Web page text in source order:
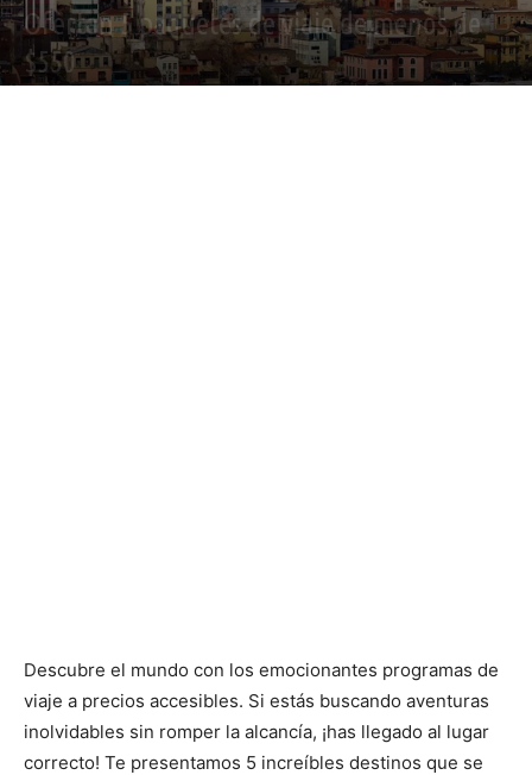
Ofertan 5 paquetes de viaje de menos de
$550
Descubre el mundo con los emocionantes programas de
viaje a precios accesibles. Si estás buscando aventuras
inolvidables sin romper la alcancía, ¡has llegado al lugar
correcto! Te presentamos 5 increíbles destinos que se